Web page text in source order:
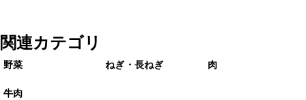
関連カテゴリ
野菜 ねぎ・長ねぎ 肉
牛肉